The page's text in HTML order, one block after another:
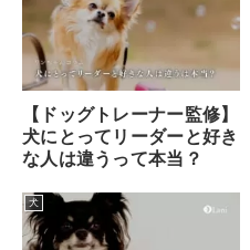
【ドッグトレーナー監修】
犬にとってリーダーと好き
な人は違うって本当？
犬